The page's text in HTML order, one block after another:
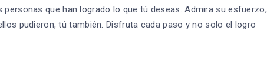
que han logrado lo que tú deseas. Admira su esfuerzo,
pudieron, tú también. Disfruta cada paso y no solo el logro